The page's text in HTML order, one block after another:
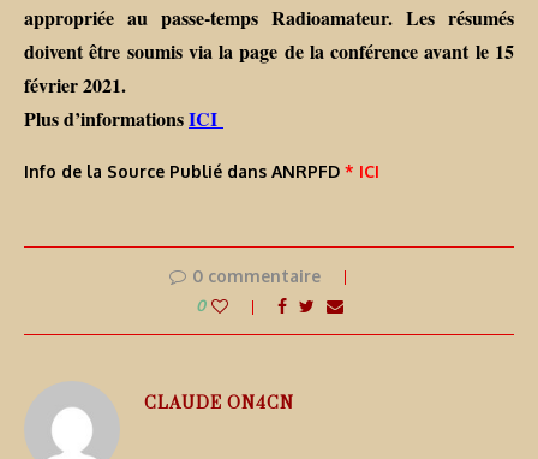
appropriée au passe-temps Radioamateur. Les résumés
doivent être soumis via la page de la conférence avant le 15
février 2021.
Plus d’informationsICI
Info de la Source Publié dans ANRPFD * ICI
0 commentaire
0
CLAUDE ON4CN